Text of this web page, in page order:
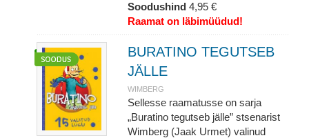
Soodushind 4,95 €
Raamat on läbimüüdud!
BURATINO TEGUTSEB
JÄLLE
WIMBERG
Sellesse raamatusse on sarja
„Buratino tegutseb jälle” stsenarist
Wimberg (Jaak Urmet) valinud